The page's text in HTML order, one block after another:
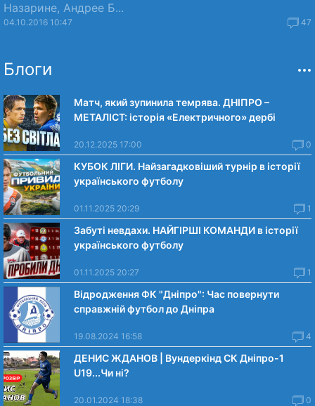
Назарине, Андрее Б...
04.10.2016 10:47 47
Блоги
Матч, який зупинила темрява. ДНІПРО –
МЕТАЛІСТ: історія «Електричного» дербі
20.12.2025 17:00 0
КУБОК ЛІГИ. Найзагадковіший турнір в історії
українського футболу
01.11.2025 20:29 1
Забуті невдахи. НАЙГІРШІ КОМАНДИ в історії
українського футболу
01.11.2025 20:27 1
Відродження ФК "Дніпро": Час повернути
справжній футбол до Дніпра
19.08.2024 16:58 4
ДЕНИС ЖДАНОВ | Вундеркінд СК Дніпро-1
U19...Чи нi?
20.01.2024 18:38 0